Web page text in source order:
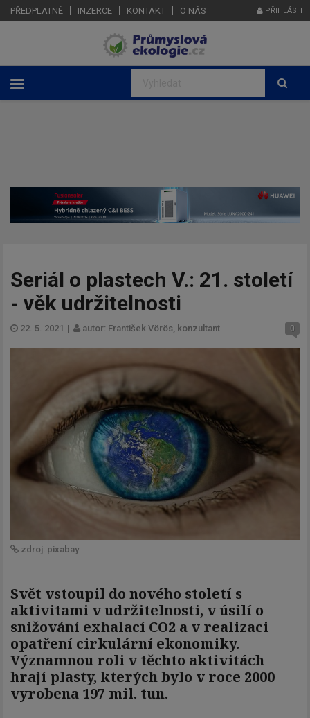
PŘEDPLATNÉ INZERCE KONTAKT O NÁS PŘIHLÁSIT
Seriál o plastech V.: 21. století
- věk udržitelnosti
22. 5. 2021 | autor: František Vörös, konzultant 0
zdroj: pixabay
Svět vstoupil do nového století s
aktivitami v udržitelnosti, v úsilí o
snižování exhalací CO2 a v realizaci
opatření cirkulární ekonomiky.
Významnou roli v těchto aktivitách
hrají plasty, kterých bylo v roce 2000
vyrobena 197 mil. tun.